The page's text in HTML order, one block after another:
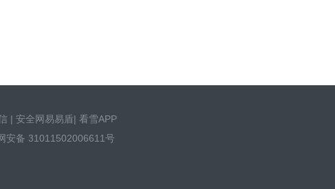
| 安全网易易盾| 看雪APP
安备 31011502006611号